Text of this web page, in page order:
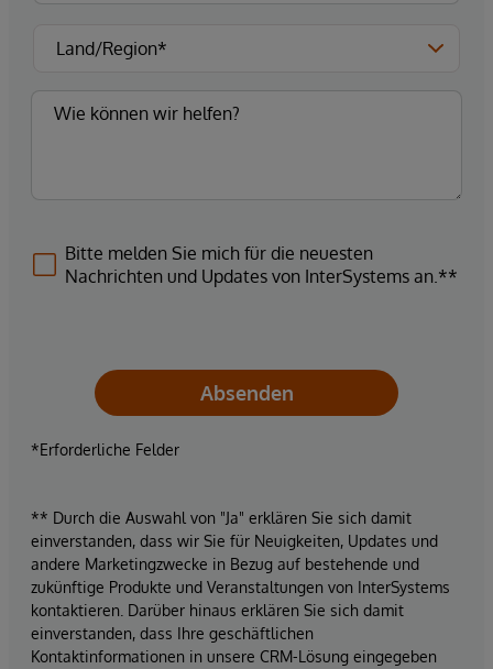
Bitte melden Sie mich für die neuesten
Nachrichten und Updates von InterSystems an.**
Absenden
*Erforderliche Felder
** Durch die Auswahl von "Ja" erklären Sie sich damit
einverstanden, dass wir Sie für Neuigkeiten, Updates und
andere Marketingzwecke in Bezug auf bestehende und
zukünftige Produkte und Veranstaltungen von InterSystems
kontaktieren. Darüber hinaus erklären Sie sich damit
einverstanden, dass Ihre geschäftlichen
Kontaktinformationen in unsere CRM-Lösung eingegeben